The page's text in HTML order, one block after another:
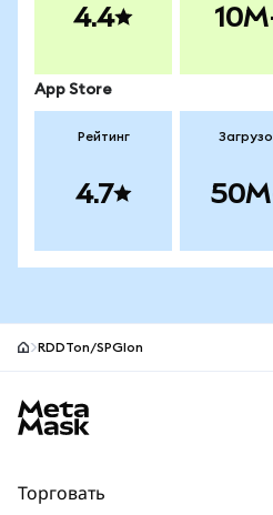
4.4
App Store
Рейтинг
4.7
RDDTon/SPGIon
Торговать